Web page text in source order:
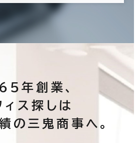
年創業、
ィス探しは
の三鬼商事へ。